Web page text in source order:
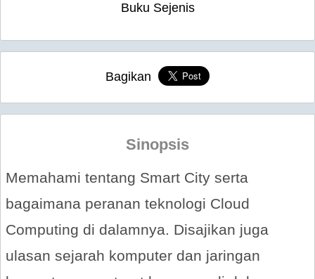
Buku Sejenis
Bagikan
Sinopsis
Memahami tentang Smart City serta
bagaimana peranan teknologi Cloud
Computing di dalamnya. Disajikan juga
ulasan sejarah komputer dan jaringan